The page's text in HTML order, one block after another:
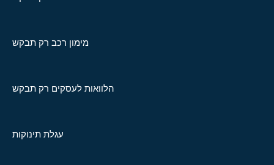
מימון רכב רק תבקש
הלוואות לעסקים רק תבקש
עגלת תינוקות